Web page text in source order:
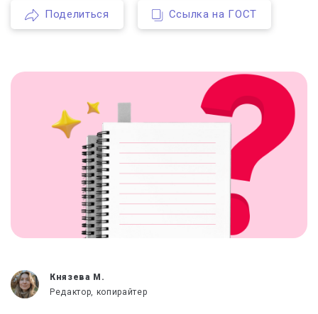
Поделиться Ссылка на ГОСТ
Князева М.
Редактор, копирайтер